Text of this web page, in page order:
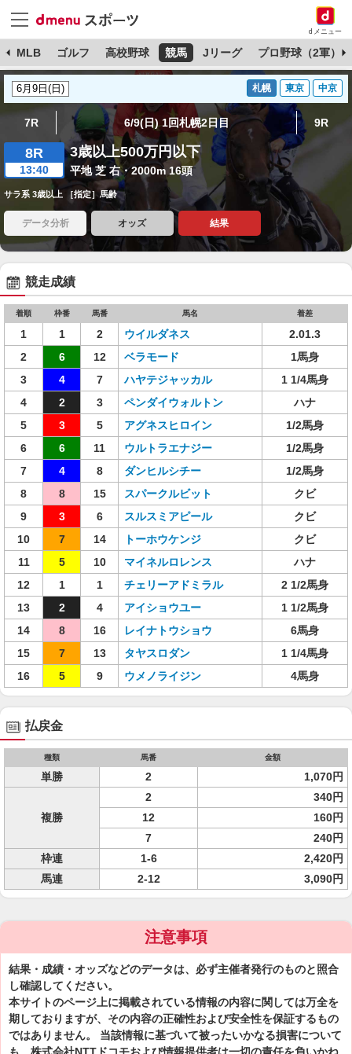
dメニュー
MLB ゴルフ 高校野球 競馬 Jリーグ プロ野球（2軍）
札幌 東京 中京
7R 6/9(日) 1回札幌2日目 9R
8R
13:40
3歳以上500万円以下
平地 芝 右・2000m 16頭
サラ系 3歳以上 ［指定］馬齢
データ分析 オッズ 結果
競走成績
着順 枠番 馬番 馬名 着差
1 1 2 ウイルダネス
2.01.3
2
6 12 ベラモード
1馬身
3
4 7 ハヤテジャッカル
1 1/4馬身
4
2 3 ペンダイウォルトン
ハナ
5
3 5 アグネスヒロイン
1/2馬身
6
6 11 ウルトラエナジー
1/2馬身
7
4 8 ダンヒルシチー
1/2馬身
8
8 15 スパークルビット
クビ
9
3 6 スルスミアピール
クビ
10
7 14 トーホウケンジ
クビ
11
5 10 マイネルロレンス
ハナ
12
1 1 チェリーアドミラル
2 1/2馬身
13
2 4 アイショウユー
1 1/2馬身
14
8 16 レイナトウショウ
6馬身
15
7 13 タヤスロダン
1 1/4馬身
16
5 9 ウメノライジン 4馬身
払戻金
種類 馬番 金額
単勝 2 1,070円
複勝
2
340円
12
160円
7
240円
枠連
1-6
2,420円
馬連
2-12 3,090円
注意事項
結果・成績・オッズなどのデータは、必ず主催者発行のものと照合
し確認してください。
本サイトのページ上に掲載されている情報の内容に関しては万全を
期しておりますが、その内容の正確性および安全性を保証するもの
ではありません。 当該情報に基づいて被ったいかなる損害について